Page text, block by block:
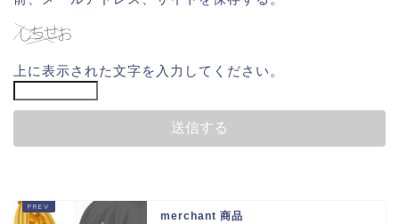
上に表示された文字を入力してください。
merchant 商品